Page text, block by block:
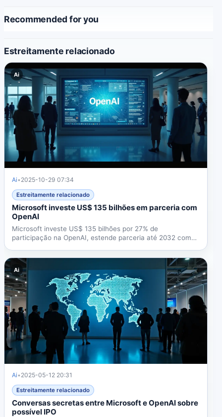
Recommended for you
Estreitamente relacionado
Ai
Ai• 2025-10-29 07:34
Estreitamente relacionado
Microsoft investe US$ 135 bilhões em parceria com
OpenAI
Microsoft investe US$ 135 bilhões por 27% de
participação na OpenAI, estende parceria até 2032 com
Ai
Ai• 2025-05-12 20:31
Estreitamente relacionado
Conversas secretas entre Microsoft e OpenAI sobre
possível IPO